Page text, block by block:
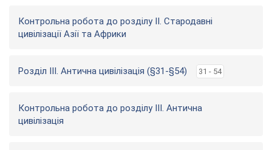
Контрольна робота до розділу II. Стародавні
цивілізації Азії та Африки
Розділ ІІІ. Антична цивілізація (§31-§54) 31 - 54
Контрольна робота до розділу III. Антична
цивілізація